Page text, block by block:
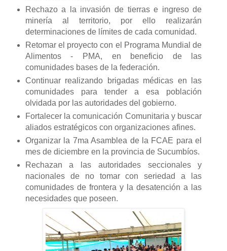
Rechazo a la invasión de tierras e ingreso de
minería al territorio, por ello realizarán
determinaciones de límites de cada comunidad.
Retomar el proyecto con el Programa Mundial de
Alimentos - PMA, en beneficio de las
comunidades bases de la federación.
Continuar realizando brigadas médicas en las
comunidades para tender a esa población
olvidada por las autoridades del gobierno.
Fortalecer la comunicación Comunitaria y buscar
aliados estratégicos con organizaciones afines.
Organizar la 7ma Asamblea de la FCAE para el
mes de diciembre en la provincia de Sucumbíos.
Rechazan a las autoridades seccionales y
nacionales de no tomar con seriedad a las
comunidades de frontera y la desatención a las
necesidades que poseen.